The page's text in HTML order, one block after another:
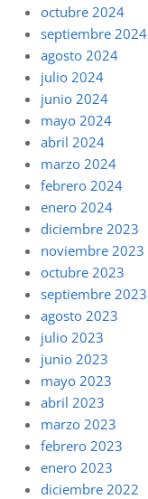
octubre 2024
septiembre 2024
agosto 2024
julio 2024
junio 2024
mayo 2024
abril 2024
marzo 2024
febrero 2024
enero 2024
diciembre 2023
noviembre 2023
octubre 2023
septiembre 2023
agosto 2023
julio 2023
junio 2023
mayo 2023
abril 2023
marzo 2023
febrero 2023
enero 2023
diciembre 2022